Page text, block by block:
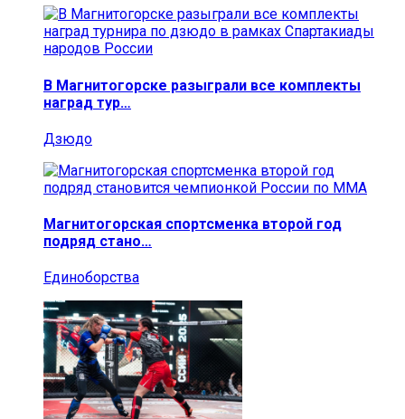
В Магнитогорске разыграли все комплекты
наград тур…
Дзюдо
Магнитогорская спортсменка второй год
подряд стано…
Единоборства